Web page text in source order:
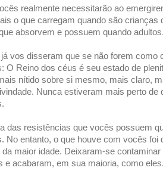
realmente necessitarão ao
o que carregam quando são
absorvem e possuem quando adultos.
já vos disseram que se não forem
O Reino dos céus é seu estado de
nítido sobre si mesmo, mais claro,
Nunca estiveram mais perto de
das resistências que vocês possuem
No entanto, o que houve com vocês
maior idade. Deixaram-se
e acabaram, em sua maioria, como eles.